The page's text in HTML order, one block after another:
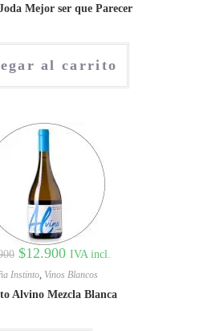
Mejor ser que Parecer
al carrito
$12.900 IVA incl.
Instinto, Vinos Blancos
Alvino Mezcla Blanca